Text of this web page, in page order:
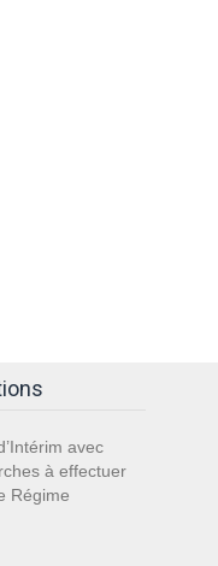
avec
à effectuer
Régime